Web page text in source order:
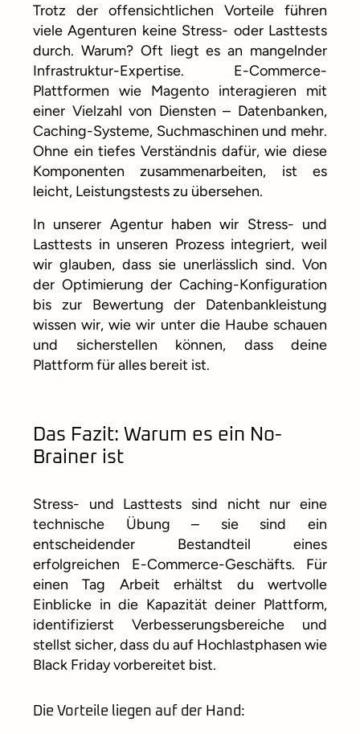
Trotz der offensichtlichen Vorteile führen
viele Agenturen keine Stress- oder Lasttests
durch. Warum? Oft liegt es an mangelnder
Infrastruktur-Expertise. E-Commerce-
Plattformen wie Magento interagieren mit
einer Vielzahl von Diensten – Datenbanken,
Caching-Systeme, Suchmaschinen und mehr.
Ohne ein tiefes Verständnis dafür, wie diese
Komponenten zusammenarbeiten, ist es
leicht, Leistungstests zu übersehen.
In unserer Agentur haben wir Stress- und
Lasttests in unseren Prozess integriert, weil
wir glauben, dass sie unerlässlich sind. Von
der Optimierung der Caching-Konfiguration
bis zur Bewertung der Datenbankleistung
wissen wir, wie wir unter die Haube schauen
und sicherstellen können, dass deine
Plattform für alles bereit ist.
Das Fazit: Warum es ein No-
Brainer ist
Stress- und Lasttests sind nicht nur eine
technische Übung – sie sind ein
entscheidender Bestandteil eines
erfolgreichen E-Commerce-Geschäfts. Für
einen Tag Arbeit erhältst du wertvolle
Einblicke in die Kapazität deiner Plattform,
identifizierst Verbesserungsbereiche und
stellst sicher, dass du auf Hochlastphasen wie
Black Friday vorbereitet bist.
Die Vorteile liegen auf der Hand: